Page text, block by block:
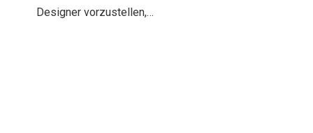
Designer vorzustellen,…